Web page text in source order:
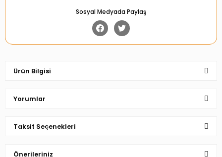
Sosyal Medyada Paylaş
Ürün Bilgisi
Yorumlar
Taksit Seçenekleri
Önerileriniz